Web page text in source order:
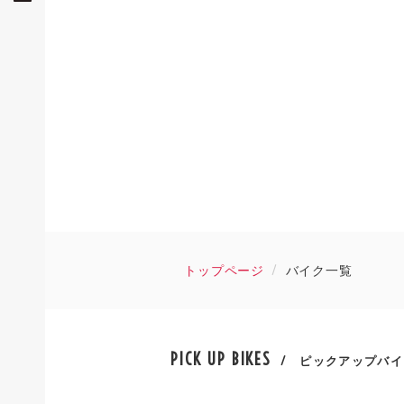
トップページ バイク一覧
PICK UP BIKES / ピックアップバ